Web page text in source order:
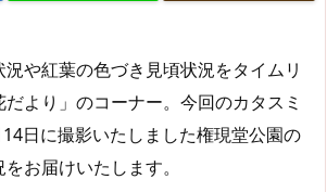
や紅葉の色づき見頃状況をタイムリ
より」のコーナー。今回のカタスミ
日に撮影いたしました権現堂公園の
お届けいたします。